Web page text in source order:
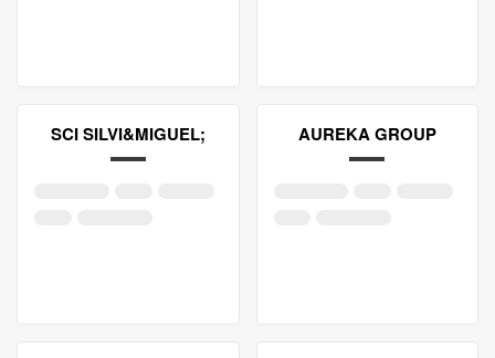
SCI SILVI&MIGUEL; AUREKA GROUP